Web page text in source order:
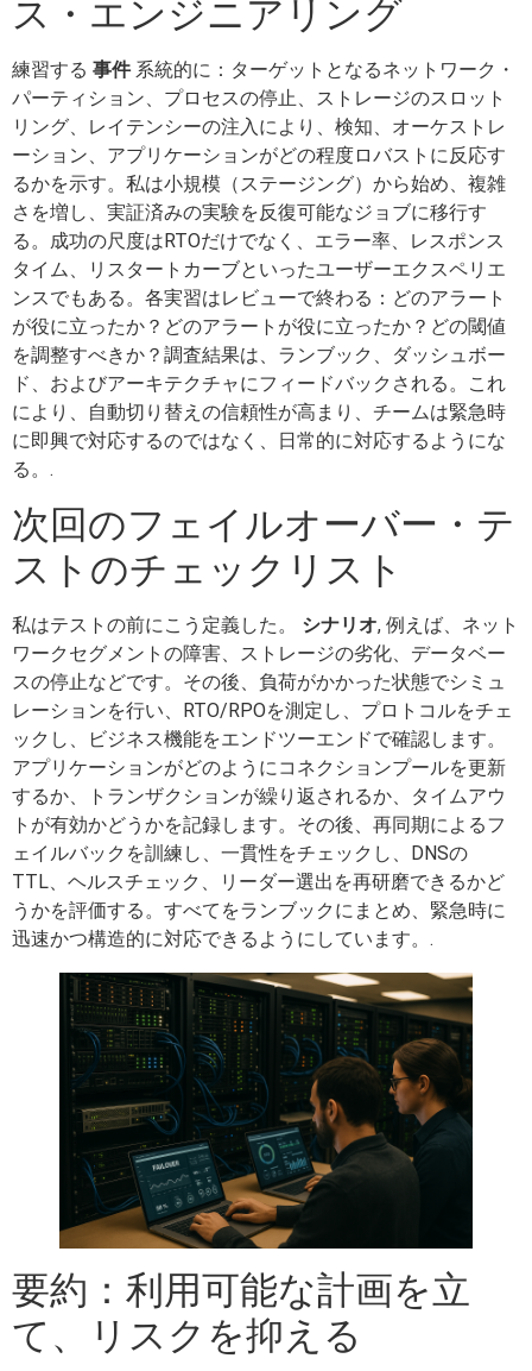
ス・エンジニアリング
練習する 事件系統的に：ターゲットとなるネットワーク・
パーティション、プロセスの停止、ストレージのスロット
リング、レイテンシーの注入により、検知、オーケストレ
ーション、アプリケーションがどの程度ロバストに反応す
るかを示す。私は小規模（ステージング）から始め、複雑
さを増し、実証済みの実験を反復可能なジョブに移行す
る。成功の尺度はRTOだけでなく、エラー率、レスポンス
タイム、リスタートカーブといったユーザーエクスペリエ
ンスでもある。各実習はレビューで終わる：どのアラート
が役に立ったか？どのアラートが役に立ったか？どの閾値
を調整すべきか？調査結果は、ランブック、ダッシュボー
ド、およびアーキテクチャにフィードバックされる。これ
により、自動切り替えの信頼性が高まり、チームは緊急時
に即興で対応するのではなく、日常的に対応するようにな
る。.
次回のフェイルオーバー・テ
ストのチェックリスト
私はテストの前にこう定義した。 シナリオ, 例えば、ネット
ワークセグメントの障害、ストレージの劣化、データベー
スの停止などです。その後、負荷がかかった状態でシミュ
レーションを行い、RTO/RPOを測定し、プロトコルをチェ
ックし、ビジネス機能をエンドツーエンドで確認します。
アプリケーションがどのようにコネクションプールを更新
するか、トランザクションが繰り返されるか、タイムアウ
トが有効かどうかを記録します。その後、再同期によるフ
ェイルバックを訓練し、一貫性をチェックし、DNSの
TTL、ヘルスチェック、リーダー選出を再研磨できるかど
うかを評価する。すべてをランブックにまとめ、緊急時に
迅速かつ構造的に対応できるようにしています。.
要約：利用可能な計画を立
て、リスクを抑える